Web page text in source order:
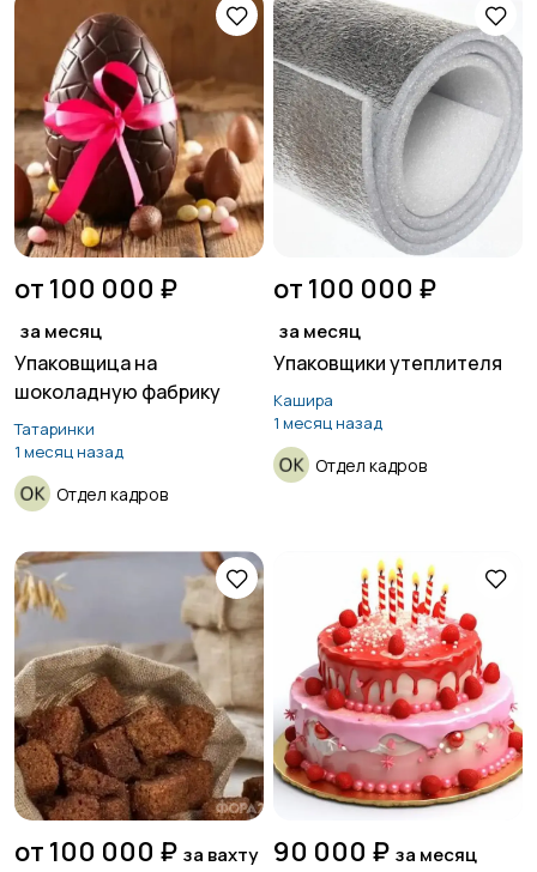
от 100 000 ₽
за месяц
Упаковщица на
шоколадную фабрику
Татаринки
1 месяц назад
Отдел кадров
от 100 000 ₽
за месяц
Упаковщики утеплителя
Кашира
1 месяц назад
Отдел кадров
от 100 000 ₽ за вахту 90 000 ₽ за месяц